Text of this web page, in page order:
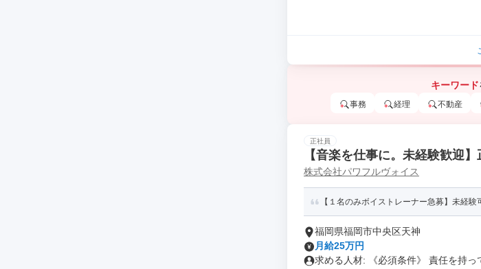
キーワード
事務 経理 不動産
正社員
【音楽を仕事に。未経験歓迎
の研修制度で一流講師に。
株式会社パワフルヴォイス
【１名のみボイストレーナー急募】未経
福岡県福岡市中央区天神
月給25万円
求める人材: 《必須条件》 責任を持っ